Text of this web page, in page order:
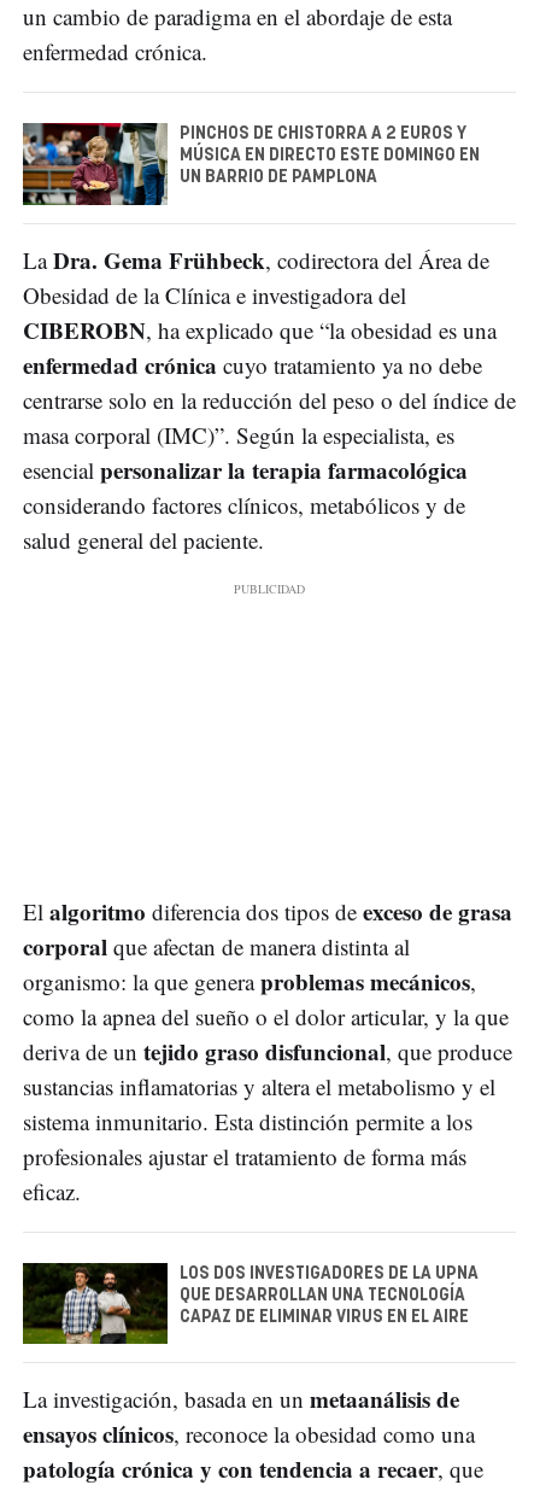
un cambio de paradigma en el abordaje de esta
enfermedad crónica.
PINCHOS DE CHISTORRA A 2 EUROS Y
MÚSICA EN DIRECTO ESTE DOMINGO EN
UN BARRIO DE PAMPLONA
LaDra. Gema Frühbeck, codirectora del Área de
Obesidad de la Clínica e investigadora del
CIBEROBN, ha explicado que “la obesidad es una
enfermedad crónica cuyo tratamiento ya no debe
centrarse solo en la reducción del peso o del índice de
masa corporal (IMC)”. Según la especialista, es
esencial personalizar la terapia farmacológica
considerando factores clínicos, metabólicos y de
salud general del paciente.
El algoritmo diferencia dos tipos de exceso de grasa
corporal que afectan de manera distinta al
organismo: la que generaproblemas mecánicos,
como la apnea del sueño o el dolor articular, y la que
deriva de un tejido graso disfuncional, que produce
sustancias inflamatorias y altera el metabolismo y el
sistema inmunitario. Esta distinción permite a los
profesionales ajustar el tratamiento de forma más
eficaz.
LOS DOS INVESTIGADORES DE LA UPNA
QUE DESARROLLAN UNA TECNOLOGÍA
CAPAZ DE ELIMINAR VIRUS EN EL AIRE
La investigación, basada en un metaanálisis de
ensayos clínicos, reconoce la obesidad como una
patología crónica y con tendencia a recaer, que